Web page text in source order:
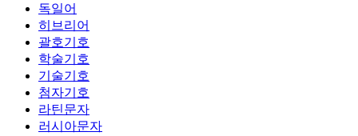
독일어
히브리어
괄호기호
학술기호
기술기호
첨자기호
라틴문자
러시아문자